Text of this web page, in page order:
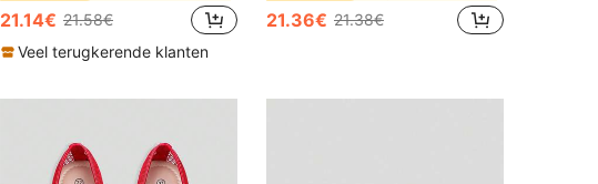
21.14€ 21.58€
Veel terugkerende klanten
21.36€ 21.38€